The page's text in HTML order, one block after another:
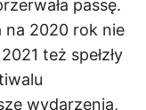
passę.
na 2020 rok nie
też spełzły
wydarzenia,